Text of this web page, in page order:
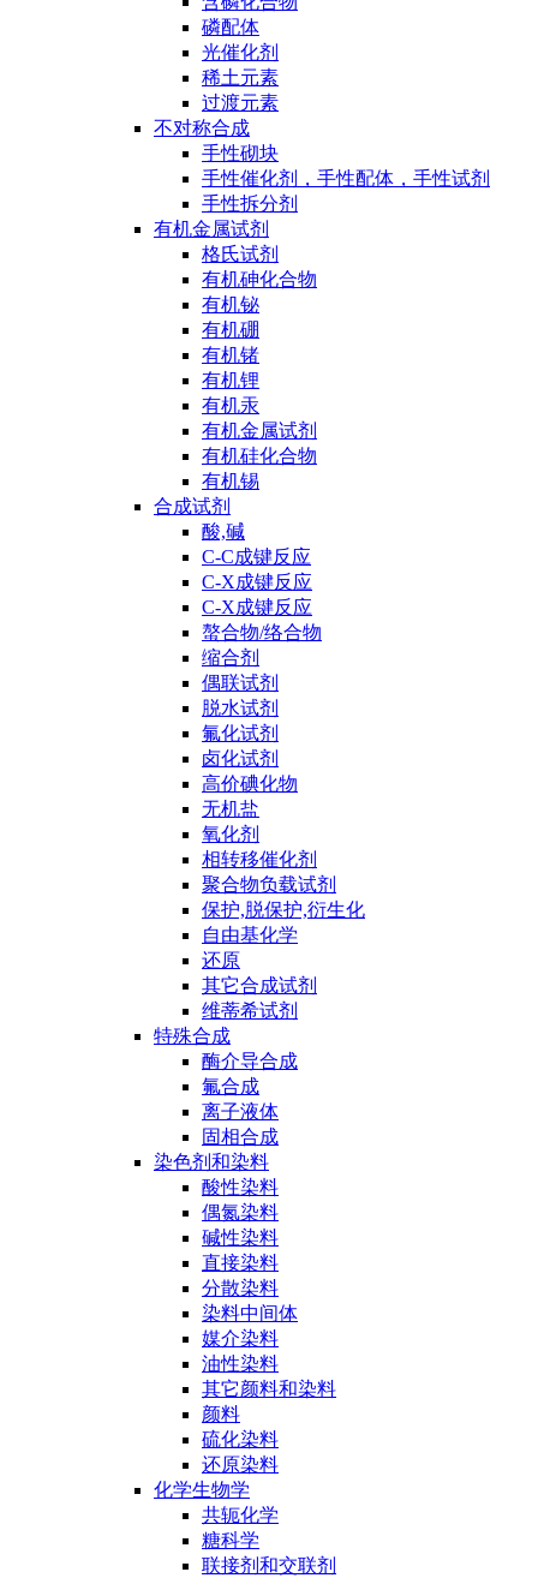
磷配体
光催化剂
稀土元素
过渡元素
不对称合成
手性砌块
手性催化剂，手性配体，手性试剂
手性拆分剂
有机金属试剂
格氏试剂
有机砷化合物
有机铋
有机硼
有机锗
有机锂
有机汞
有机金属试剂
有机硅化合物
有机锡
合成试剂
酸,碱
C-C成键反应
C-X成键反应
C-X成键反应
螯合物/络合物
缩合剂
偶联试剂
脱水试剂
氟化试剂
卤化试剂
高价碘化物
无机盐
氧化剂
相转移催化剂
聚合物负载试剂
保护,脱保护,衍生化
自由基化学
还原
其它合成试剂
维蒂希试剂
特殊合成
酶介导合成
氟合成
离子液体
固相合成
染色剂和染料
酸性染料
偶氮染料
碱性染料
直接染料
分散染料
染料中间体
媒介染料
油性染料
其它颜料和染料
颜料
硫化染料
还原染料
化学生物学
共轭化学
糖科学
联接剂和交联剂